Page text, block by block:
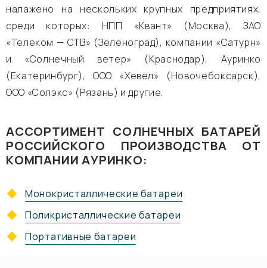
налажено на нескольких крупных предприятиях,
среди которых: НПП «Квант» (Москва), ЗАО
«Телеком — СТВ» (Зеленоград), компании «Сатурн»
и «Солнечный ветер» (Краснодар), Ауринко
(Екатеринбург), ООО «Хевел» (Новочебоксарск),
ООО «Солэкс» (Рязань) и другие.
АССОРТИМЕНТ СОЛНЕЧНЫХ БАТАРЕЙ
РОССИЙСКОГО ПРОИЗВОДСТВА ОТ
КОМПАНИИ АУРИНКО:
Монокристаллические батареи
Поликристаллические батареи
Портативные батареи